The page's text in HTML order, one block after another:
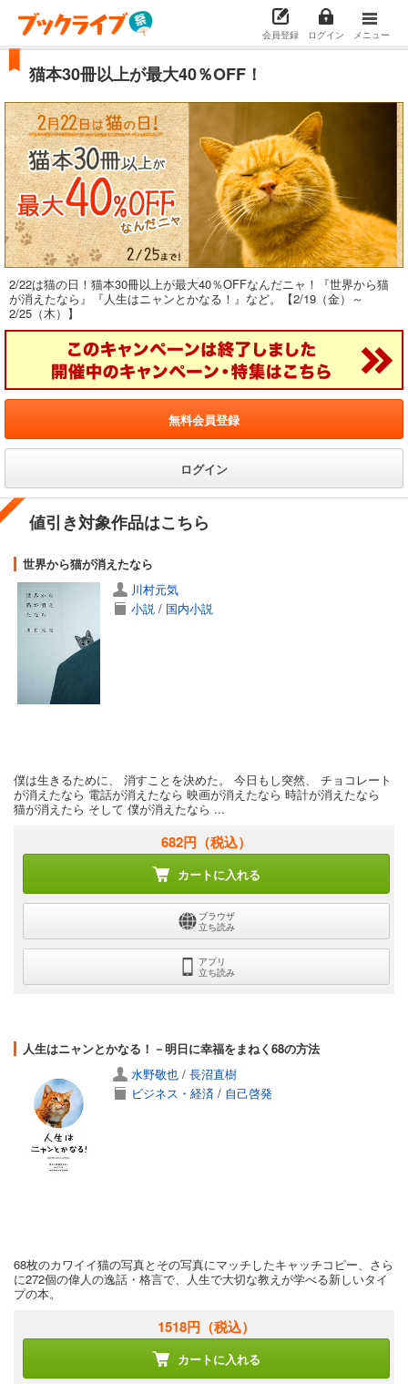
会員登録 ログイン メニュー
猫本30冊以上が最大40％OFF！
2/22は猫の日！猫本30冊以上が最大40％OFFなんだニャ！『世界から猫
が消えたなら』『人生はニャンとかなる！』など。【2/19（金）～
2/25（木）】
無料会員登録
ログイン
値引き対象作品はこちら
世界から猫が消えたなら
川村元気
小説 / 国内小説
僕は生きるために、 消すことを決めた。 今日もし突然、 チョコレート
が消えたなら 電話が消えたなら 映画が消えたなら 時計が消えたなら
猫が消えたら そして 僕が消えたなら ...
682円 （税込）
カートに入れる
ブラウザ
立ち読み
アプリ
立ち読み
人生はニャンとかなる！－明日に幸福をまねく68の方法
水野敬也 / 長沼直樹
ビジネス・経済 / 自己啓発
68枚のカワイイ猫の写真とその写真にマッチしたキャッチコピー、さら
に272個の偉人の逸話・格言で、人生で大切な教えが学べる新しいタイ
プの本。
1518円 （税込）
カートに入れる